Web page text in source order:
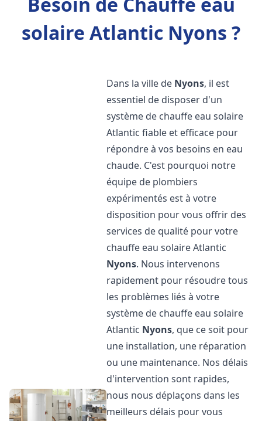
solaire Atlantic Nyons ?
Dans la ville de Nyons, il est
essentiel de disposer d'un
système de chauffe eau solaire
Atlantic fiable et efficace pour
répondre à vos besoins en eau
chaude. C'est pourquoi notre
équipe de plombiers
expérimentés est à votre
disposition pour vous offrir des
services de qualité pour votre
chauffe eau solaire Atlantic
Nyons. Nous intervenons
rapidement pour résoudre tous
les problèmes liés à votre
système de chauffe eau solaire
Atlantic Nyons, que ce soit pour
une installation, une réparation
ou une maintenance. Nos délais
d'intervention sont rapides,
nous nous déplaçons dans les
meilleurs délais pour vous